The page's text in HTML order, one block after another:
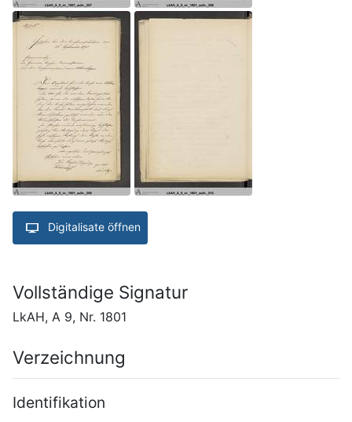
Digitalisate öffnen
Vollständige Signatur
LkAH, A 9, Nr. 1801
Verzeichnung
Identifikation